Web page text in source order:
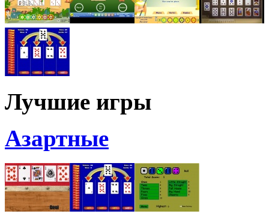
Лучшие игры
Азартные